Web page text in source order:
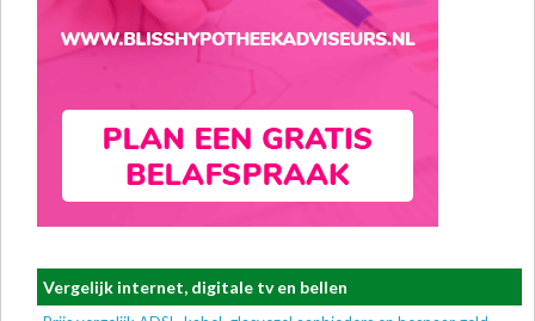
Vergelijk internet, digitale tv en bellen